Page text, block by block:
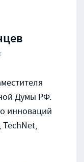
Думы РФ.
инноваций